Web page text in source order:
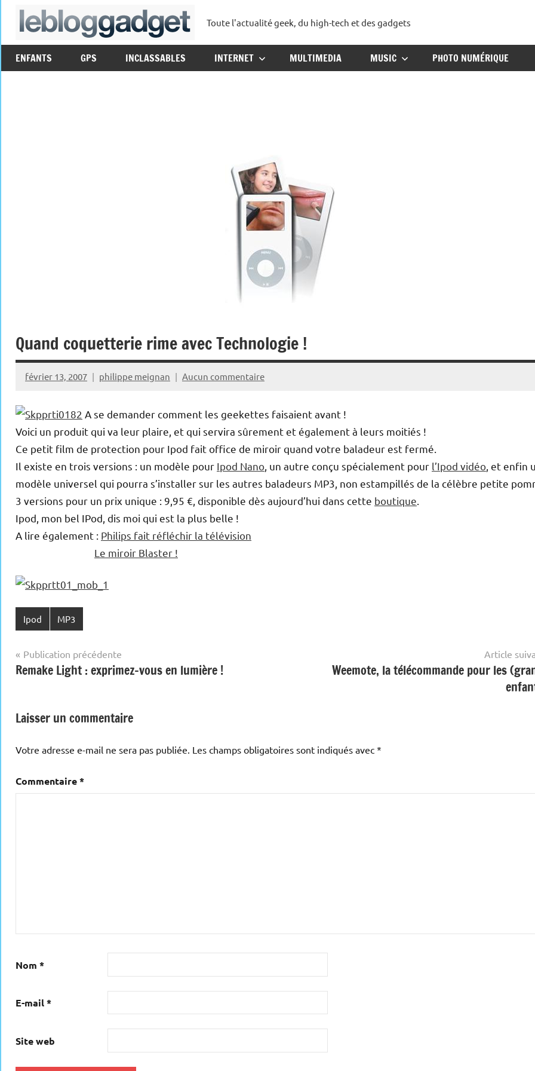
Aller
lebloggadget
Toute l'actualité geek, du high-tech et des gadgets
ENFANTS GPS INCLASSABLES INTERNET MULTIMEDIA MUSIC PHOTO NUMÉRIQUE
Quand coquetterie rime avec Technologie !
février 13, 2007 philippe meignan Aucun commentaire
A se demander comment les geekettes faisaient avant !
Voici un produit qui va leur plaire, et qui servira sûrement et également à leurs moitiés !
Ce petit film de protection pour Ipod fait office de miroir quand votre baladeur est fermé.
Il existe en trois versions : un modèle pour Ipod Nano , un autre conçu spécialement pour l’Ipod vidéo , et enfin
modèle universel qui pourra s’installer sur les autres baladeurs MP3, non estampillés de la célèbre petite
3 versions pour un prix unique : 9,95 €, disponible dès aujourd’hui dans cette boutique
Ipod, mon bel IPod, dis moi qui est la plus belle !
A lire également : Philips fait réfléchir la télévision
Le miroir Blaster !
Ipod MP3
Navigation
de
Publication précédente
Remake Light : exprimez-vous en lumière !
Article
Weemote, la télécommande pour les
Laisser un commentaire
Votre adresse e-mail ne sera pas publiée. Les champs obligatoires sont indiqués avec *
Commentaire*
Nom *
E-mail*
Site web